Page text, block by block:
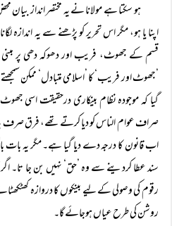
ہو سکتا ہے مولانا نے یہ مختصر انداز
اپنا یا ہو، مگر اس تحریر کو پڑھنے سے یہ اندازہ
قسم کے جھوٹ، فریب اور دھوکہ دھی پر
’جھوٹ اور فریب‘ کا ’اسلامی متبادل‘ ممکن
گیا کہ موجودہ نظام بینکاری درحقیقت اسی
صراف عوام الناس کو دیا کرتے تھے، فرق صرف یہ
اب قانون کا درجہ دے دیا گیا ہے۔ مگر یہ بات
سند عطا کردینے سے وہ ’حق‘ نہیں بن جا تا۔
رقوم کی وصولی کے لیے بینکوں کا دروازہ
روشن کی طرح عیاں ہوجائے گا۔